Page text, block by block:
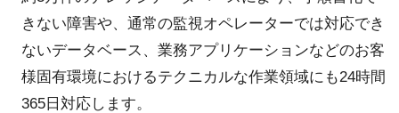
きない障害や、通常の監視オペレーターでは対応でき
ないデータベース、業務アプリケーションなどのお客
様固有環境におけるテクニカルな作業領域にも24時間
365日対応します。